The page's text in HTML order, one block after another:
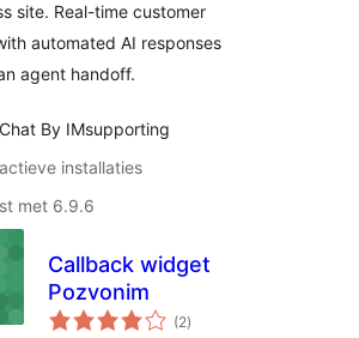
site. Real-time customer
automated AI responses
agent handoff.
By IMsupporting
installaties
met 6.9.6
Callback widget
Pozvonim
(2totaal
waarderingen
)